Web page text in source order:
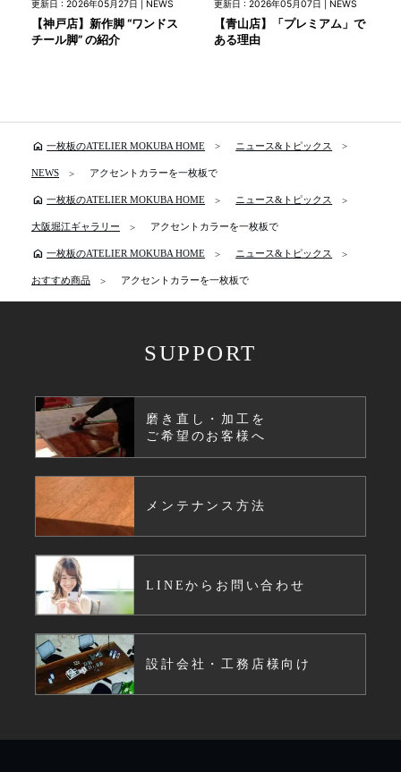
更新日 : 2026年05月27日 | NEWS
【神戸店】新作脚 “ワンドス
チール脚” の紹介
更新日 : 2026年05月07日 | NEWS
【青山店】「プレミアム」で
ある理由
home 一枚板のATELIER MOKUBA HOME ニュース&トピックス
NEWS アクセントカラーを一枚板で
home 一枚板のATELIER MOKUBA HOME ニュース&トピックス
大阪堀江ギャラリー アクセントカラーを一枚板で
home 一枚板のATELIER MOKUBA HOME ニュース&トピックス
おすすめ商品 アクセントカラーを一枚板で
SUPPORT
磨き直し・加工を
ご希望のお客様へ
メンテナンス方法
LINEからお問い合わせ
設計会社・工務店様向け